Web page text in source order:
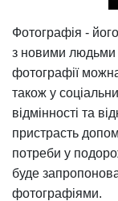
Фотографія -
з новими людьми
фотографії
також у
відмінності та
пристрасть
потреби у
буде
фотографіями.